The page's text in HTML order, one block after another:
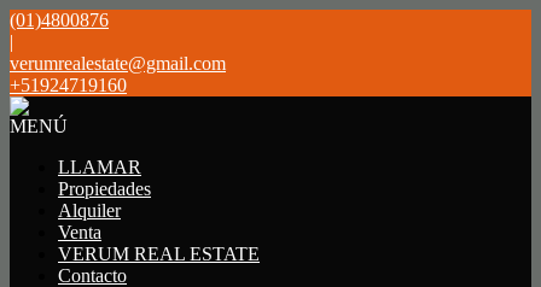
(01)4800876
|
verumrealestate@gmail.com
+51924719160
MENÚ
LLAMAR
Propiedades
Alquiler
Venta
VERUM REAL ESTATE
Contacto